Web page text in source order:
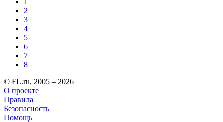
2
3
4
5
6
7
8
© FL.ru, 2005 – 2026
О проекте
Правила
Безопасность
Помощь